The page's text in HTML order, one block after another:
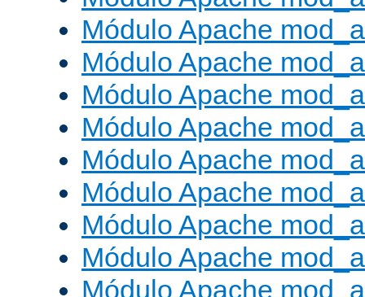
Módulo Apache
Módulo Apache
Módulo Apache
Módulo Apache
Módulo Apache
Módulo Apache
Módulo Apache
Módulo Apache
Módulo Apache